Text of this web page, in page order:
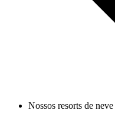
Nossos resorts de neve